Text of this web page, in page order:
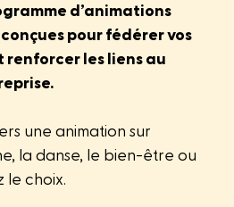
d’animations
pour fédérer vos
les liens au
une animation sur
la danse, le bien-être ou
le choix.